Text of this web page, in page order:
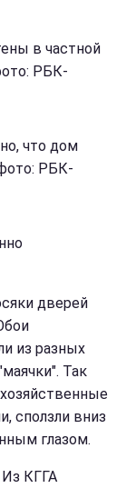
в частной
РБК-
что дом
РБК-
дверей
из разных
Так
сползли вниз
глазом.
КГГА